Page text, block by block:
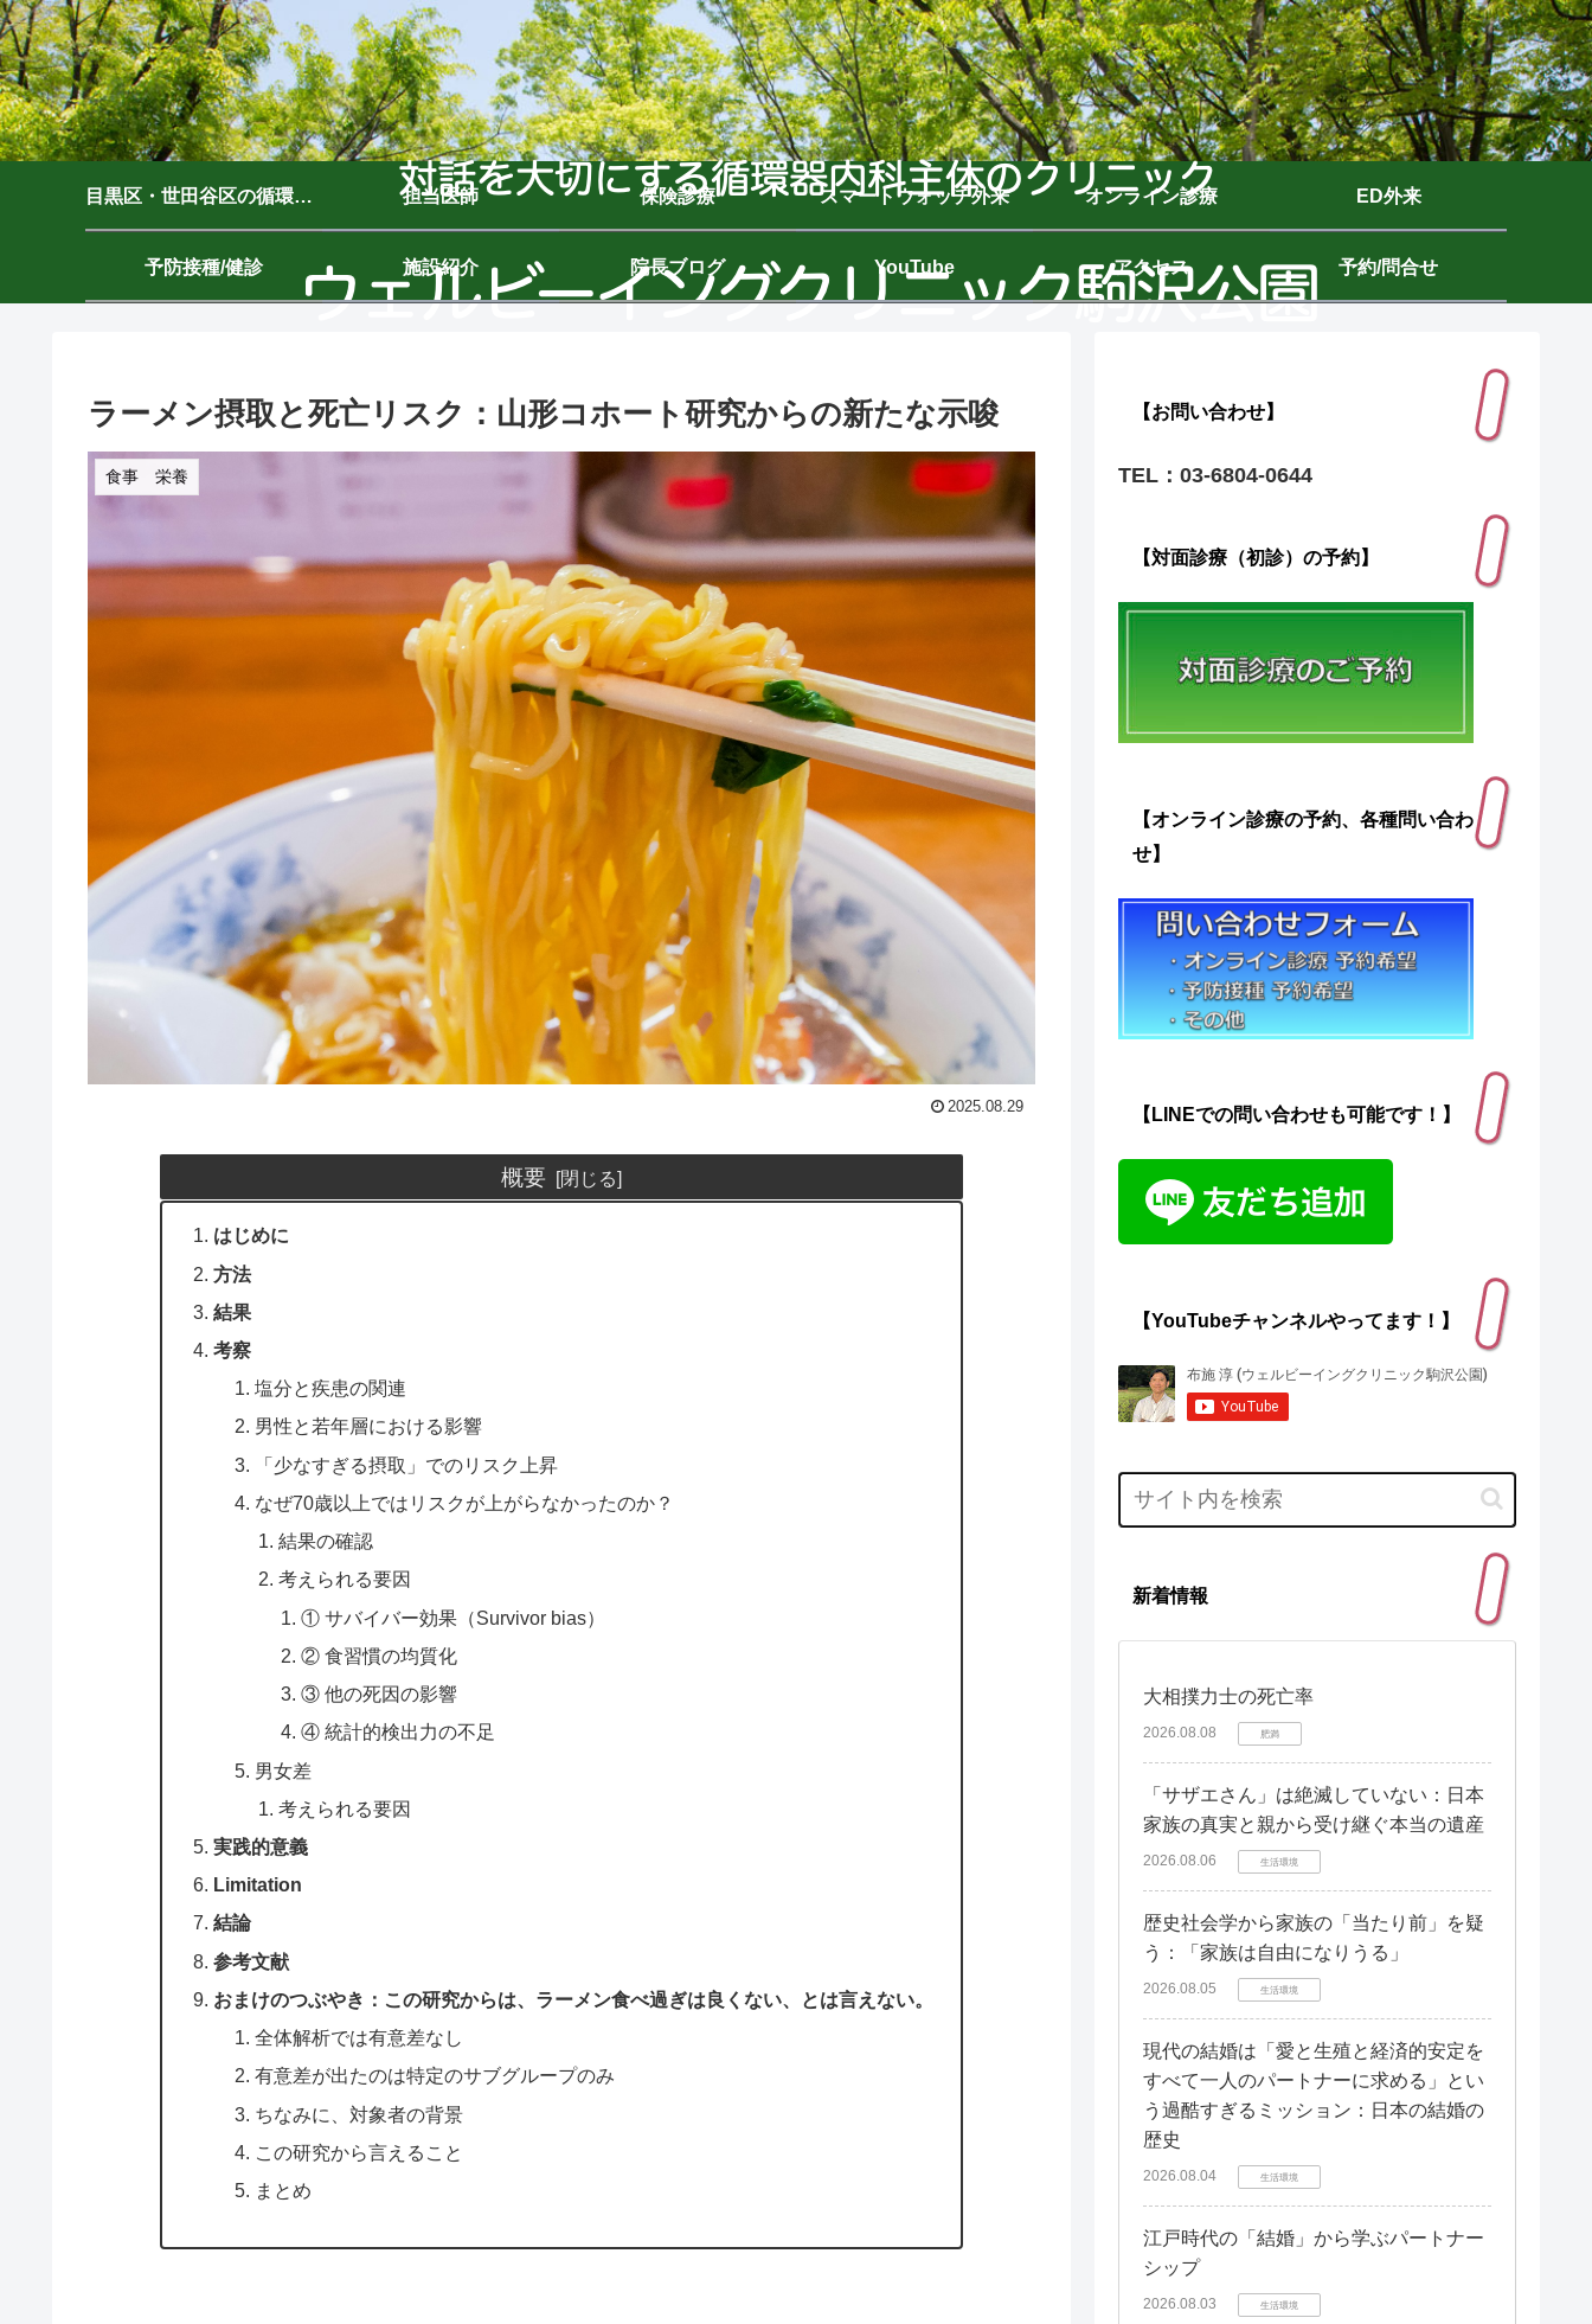
目黒区・世田谷区の循環器内科｜ウェルビーイングクリニック駒沢公園｜駒沢大学駅7分 担当医師 保険診療 スマートウォッチ外来 オンライン診療 ED外来
予防接種/健診 施設紹介 院長ブログ YouTube アクセス 予約/問合せ
ラーメン摂取と死亡リスク：山形コホート研究からの新たな示唆
食事 栄養
2025.08.29
概要
はじめに
方法
結果
考察
塩分と疾患の関連
男性と若年層における影響
「少なすぎる摂取」でのリスク上昇
なぜ70歳以上ではリスクが上がらなかったのか？
結果の確認
考えられる要因
① サバイバー効果（Survivor bias）
② 食習慣の均質化
③ 他の死因の影響
④ 統計的検出力の不足
男女差
考えられる要因
実践的意義
Limitation
結論
参考文献
おまけのつぶやき：この研究からは、ラーメン食べ過ぎは良くない、とは言えない。
全体解析では有意差なし
有意差が出たのは特定のサブグループのみ
ちなみに、対象者の背景
この研究から言えること
まとめ
【お問い合わせ】
TEL：03-6804-0644
【対面診療（初診）の予約】
【オンライン診療の予約、各種問い合わ
せ】
【LINEでの問い合わせも可能です！】
【YouTubeチャンネルやってます！】
新着情報
大相撲力士の死亡率
2026.08.08 肥満
「サザエさん」は絶滅していない：日本
家族の真実と親から受け継ぐ本当の遺産
2026.08.06 生活環境
歴史社会学から家族の「当たり前」を疑
う：「家族は自由になりうる」
2026.08.05 生活環境
現代の結婚は「愛と生殖と経済的安定を
すべて一人のパートナーに求める」とい
う過酷すぎるミッション：日本の結婚の
歴史
2026.08.04 生活環境
江戸時代の「結婚」から学ぶパートナー
シップ
2026.08.03 生活環境